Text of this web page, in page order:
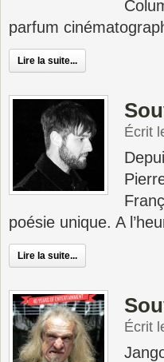
parfum
Lire la suite...
Écrit
poésie unique. A
Lire la suite...
Écrit